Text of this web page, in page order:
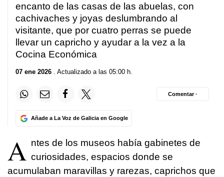
encanto de las casas de las abuelas, con
cachivaches y joyas deslumbrando al
visitante, que por cuatro perras se puede
llevar un capricho y ayudar a la vez a la
Cocina Económica
07 ene 2026 . Actualizado a las 05:00 h.
Añade a La Voz de Galicia en Google
Comentar ·
A ntes de los museos había gabinetes de
curiosidades, espacios donde se
acumulaban maravillas y rarezas, caprichos que